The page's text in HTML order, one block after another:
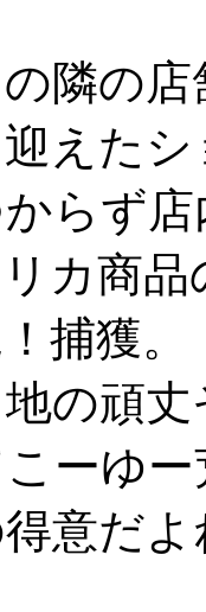
隣の
えた
らず
カ商
捕獲。
の頑
ーゆ
意だ